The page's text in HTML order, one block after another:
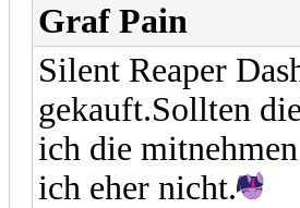
Graf Pain
Silent Reaper
gekauft.Sollten
ich die
ich eher nicht.